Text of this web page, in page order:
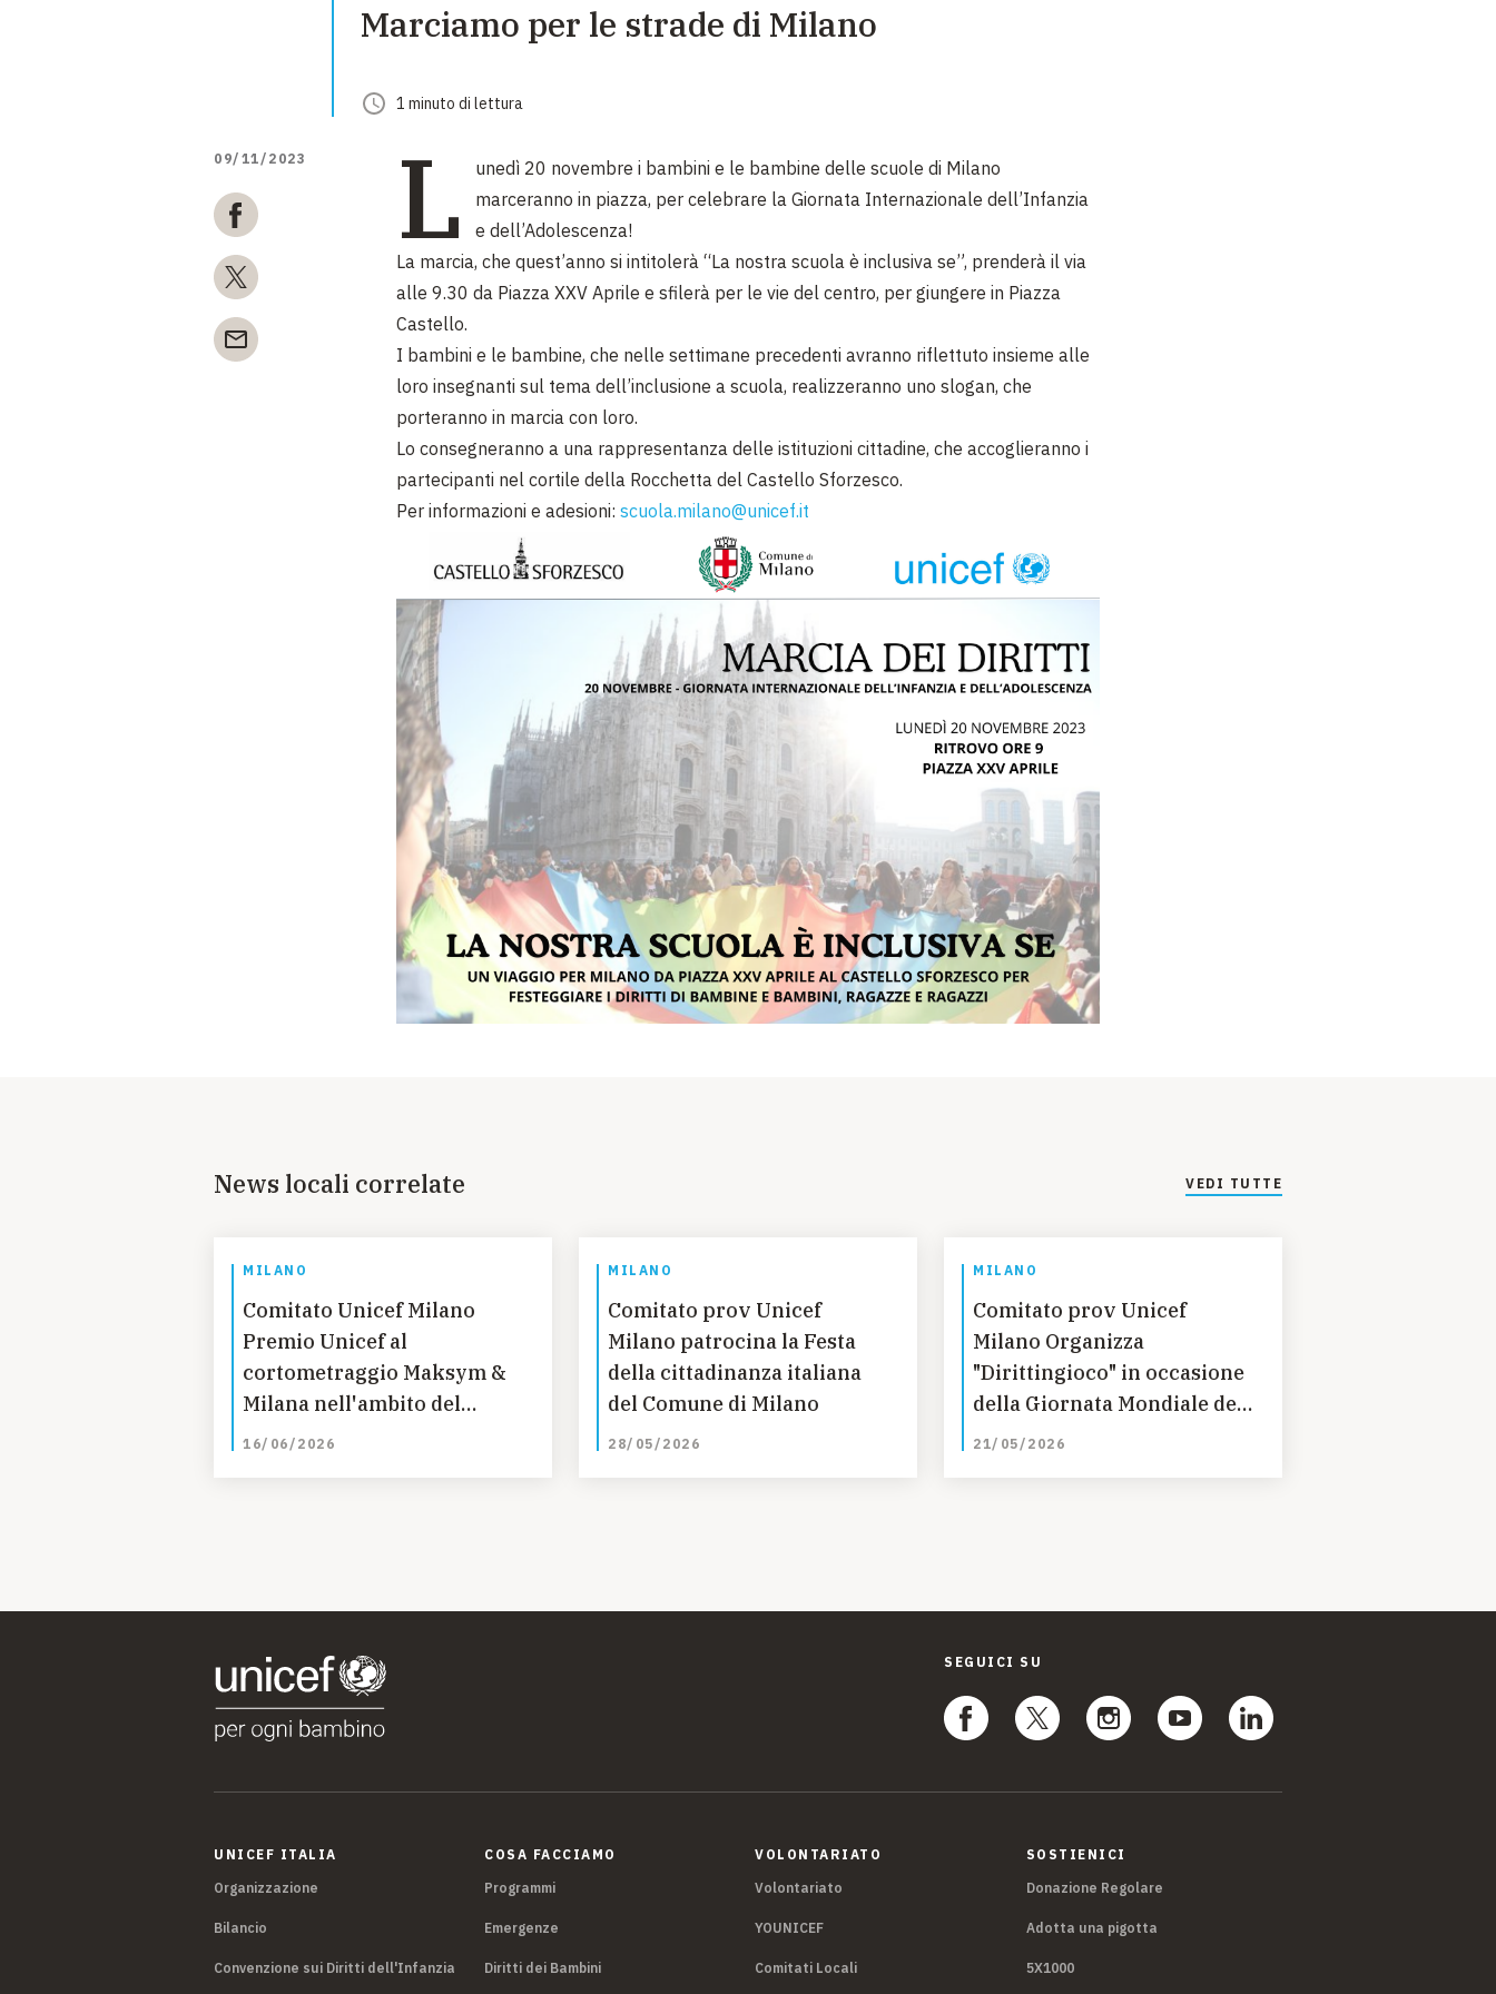
EMERGENZE
DIVERSI MODI PER DONARE. SCEGLI IL PIÙ
Marciamo per le strade di Milano
1 minuto di lettura
09/11/2023 L
unedì 20 novembre i bambini e le bambine delle scuole di Milano
marceranno in piazza, per celebrare la Giornata Internazionale dell’Infanzia
e dell’Adolescenza!
La marcia, che quest’anno si intitolerà “La nostra scuola è inclusiva se”, prenderà il via
alle 9.30 da Piazza XXV Aprile e sfilerà per le vie del centro, per giungere in Piazza
Castello.
I bambini e le bambine, che nelle settimane precedenti avranno riflettuto insieme alle
loro insegnanti sul tema dell’inclusione a scuola, realizzeranno uno slogan, che
porteranno in marcia con loro.
Lo consegneranno a una rappresentanza delle istituzioni cittadine, che accoglieranno i
partecipanti nel cortile della Rocchetta del Castello Sforzesco.
Per informazioni e adesioni: scuola.milano@unicef.it
News locali correlate VEDI TUTTE
MILANO
Comitato Unicef Milano
Premio Unicef al
cortometraggio Maksym &
Milana nell'ambito del
Baloss Junior Milan Film
16/06/2026
MILANO
Comitato prov Unicef
Milano patrocina la Festa
della cittadinanza italiana
del Comune di Milano
28/05/2026
MILANO
Comitato prov Unicef
Milano Organizza
"Dirittingioco" in occasione
della Giornata Mondiale del
Giorno del gioco
21/05/2026
SEGUICI SU
UNICEF ITALIA
Organizzazione
Bilancio
Convenzione sui Diritti dell'Infanzia
COSA FACCIAMO
Programmi
Emergenze
Diritti dei Bambini
VOLONTARIATO
Volontariato
YOUNICEF
Comitati Locali
SOSTIENICI
Donazione Regolare
Adotta una pigotta
5X1000